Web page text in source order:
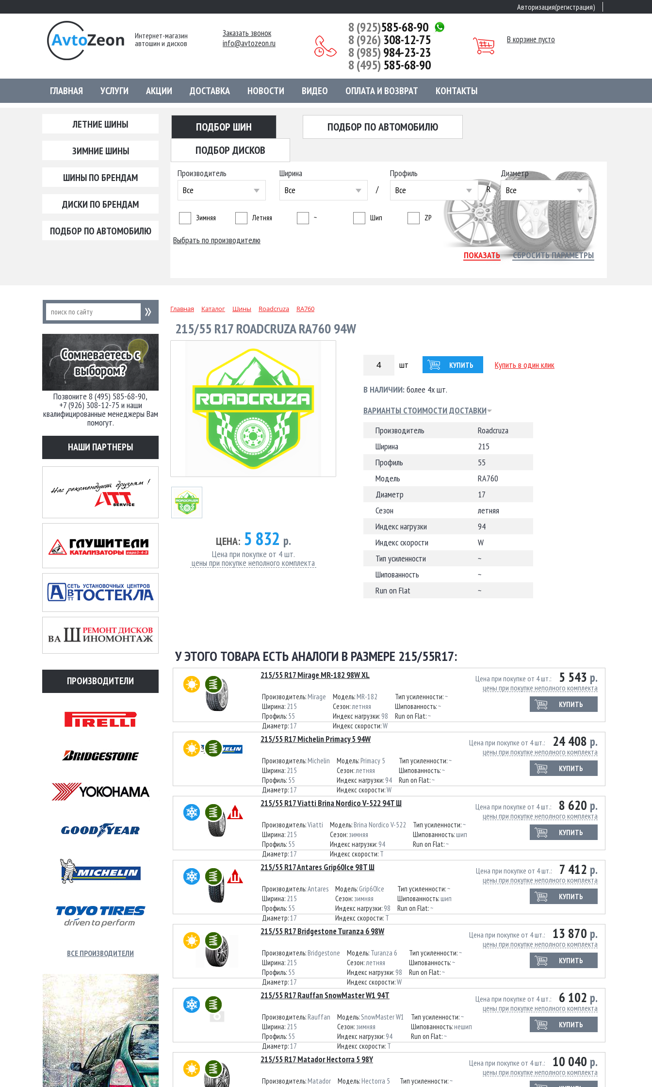
Авторизация(регистрация)
Интернет-магазин
автошин и дисков
Заказать звонок
info@avtozeon.ru
8 (925)585-68-90
8 (926) 308-12-75
8 (985)984-23-23
8 (495) 585-68-90
В корзине пусто
ГЛАВНАЯ УСЛУГИ АКЦИИ ДОСТАВКА НОВОСТИ ВИДЕО ОПЛАТА И ВОЗВРАТ КОНТАКТЫ
ЛЕТНИЕ ШИНЫ
ЗИМНИЕ ШИНЫ
ШИНЫ ПО БРЕНДАМ
ДИСКИ ПО БРЕНДАМ
ПОДБОР ПО АВТОМОБИЛЮ
ПОДБОР ШИН
ПОДБОР ПО АВТОМОБИЛЮ
ПОДБОР ДИСКОВ
Производитель
Все
Ширина
Все
/
Профиль
Все
R
Диаметр
Все
Зимняя Летняя ~ Шип ZP
Выбрать по производителю
Позвоните 8 (495) 585-68-90,
+7 (926) 308-12-75 и наши
квалифицированные менеджеры Вам
помогут.
НАШИ ПАРТНЕРЫ
ПРОИЗВОДИТЕЛИ
ВСЕ ПРОИЗВОДИТЕЛИ
Главная Каталог Шины Roadcruza RA760
215/55 R17 ROADCRUZA RA760 94W
ЦЕНА:5 832 р.
Цена при покупке от 4 шт.
цены при покупке неполного комплекта
шт КУПИТЬ Купить в один клик
В НАЛИЧИИ:более 4х шт.
ВАРИАНТЫ СТОИМОСТИ ДОСТАВКИ
Производитель
Roadcruza
Ширина
215
Профиль
55
Модель
RA760
Диаметр
17
Сезон
летняя
Индекс нагрузки
94
Индекс скорости
W
Тип усиленности
~
Шипованность
~
Run on Flat
~
У ЭТОГО ТОВАРА ЕСТЬ АНАЛОГИ В РАЗМЕРЕ 215/55R17:
215/55 R17 Mirage MR-182 98W XL 5 543 р.
Цена при покупке от 4 шт.
цены при покупке неполного комплекта
КУПИТЬ
Производитель: Mirage
Ширина: 215
Профиль: 55
Диаметр:17
Модель: MR-182
Сезон:летняя
Индекс нагрузки: 98
Индекс скорости:W
Тип усиленности:~
Шипованность:~
Run on Flat:~
215/55 R17 Michelin Primacy 5 94W 24 408 р.
Цена при покупке от 4 шт.
цены при покупке неполного комплекта
КУПИТЬ
Производитель: Michelin
Ширина: 215
Профиль: 55
Диаметр:17
Модель: Primacy 5
Сезон:летняя
Индекс нагрузки: 94
Индекс скорости:W
Тип усиленности:~
Шипованность:~
Run on Flat:~
215/55 R17 Viatti Brina Nordico V-522 94T Ш 8 620 р.
Цена при покупке от 4 шт.
цены при покупке неполного комплекта
КУПИТЬ
Производитель:Viatti
Ширина: 215
Профиль: 55
Диаметр:17
Модель: Brina Nordico V-522
Сезон: зимняя
Индекс нагрузки: 94
Индекс скорости: T
Тип усиленности:~
Шипованность: шип
Run on Flat:~
215/55 R17 Antares Grip60Ice 98T Ш 7 412 р.
Цена при покупке от 4 шт.
цены при покупке неполного комплекта
КУПИТЬ
Производитель:Antares
Ширина: 215
Профиль: 55
Диаметр:17
Модель: Grip60Ice
Сезон: зимняя
Индекс нагрузки: 98
Индекс скорости: T
Тип усиленности:~
Шипованность: шип
Run on Flat:~
215/55 R17 Bridgestone Turanza 6 98W 13 870 р.
Цена при покупке от 4 шт.
цены при покупке неполного комплекта
КУПИТЬ
Производитель: Bridgestone
Ширина: 215
Профиль: 55
Диаметр:17
Модель: Turanza 6
Сезон:летняя
Индекс нагрузки: 98
Индекс скорости:W
Тип усиленности:~
Шипованность:~
Run on Flat:~
215/55 R17 Rauffan SnowMaster W1 94T 6 102 р.
Цена при покупке от 4 шт.
цены при покупке неполного комплекта
КУПИТЬ
Производитель: Rauffan
Ширина: 215
Профиль: 55
Диаметр:17
Модель:SnowMaster W1
Сезон: зимняя
Индекс нагрузки: 94
Индекс скорости: T
Тип усиленности:~
Шипованность: нешип
Run on Flat:~
215/55 R17 Matador Hectorra 5 98Y 10 040 р.
Цена при покупке от 4 шт.
цены при покупке неполного комплекта
Производитель: Matador
Модель: Hectorra 5
Тип усиленности:~